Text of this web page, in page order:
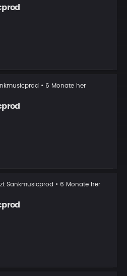
• 6 Monate her
Sankmusicprod • 6 Monate her